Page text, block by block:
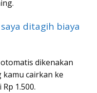
ditagih biaya
dikenakan
cairkan ke
1.500.